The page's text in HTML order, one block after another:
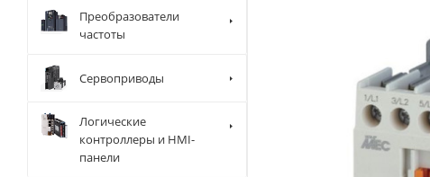
Преобразователи
частоты
Сервоприводы
Логические
контроллеры и HMI-
панели